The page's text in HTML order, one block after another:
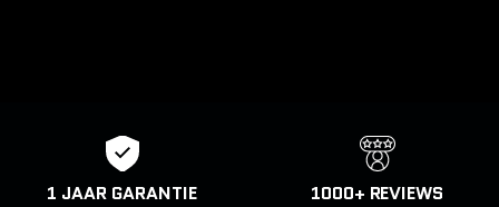
1 JAAR GARANTIE 1000+ REVIEWS